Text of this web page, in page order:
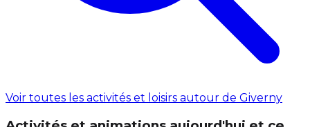
Voir toutes les activités et loisirs autour de Giverny